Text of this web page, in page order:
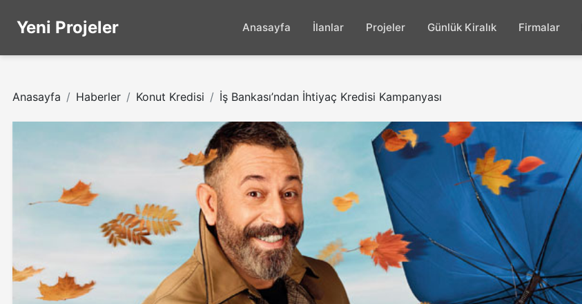
Yeni Projeler Anasayfa İlanlar Projeler Günlük Kiralık Firmalar
Anasayfa Haberler Konut Kredisi İş Bankası’ndan İhtiyaç Kredisi Kampanyası